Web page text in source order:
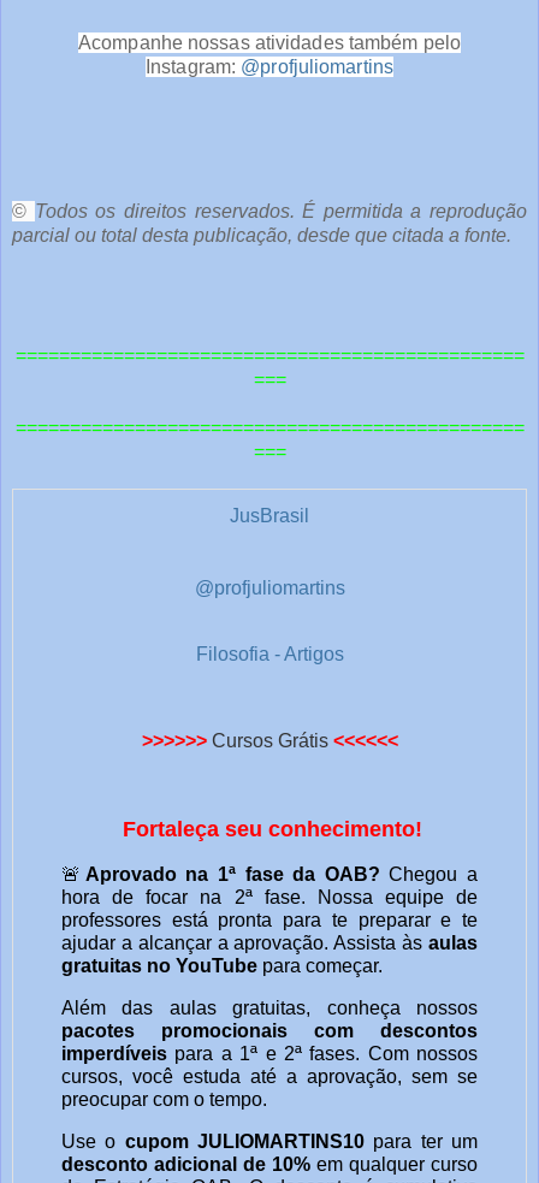
Acompanhe nossas atividades também pelo
Instagram: @profjuliomartins
ê
a
1
© Todos os direitos reservados. É permitida a reprodução
parcial ou total desta publicação, desde que citada a fonte.
===============================================
===
===============================================
===
JusBrasil
@profjuliomartins
Filosofia - Artigos
>>>>>> Cursos Grátis <<<<<<
Fortaleça seu conhecimento!
🚨 Aprovado na 1ª fase da OAB? Chegou a
hora de focar na 2ª fase. Nossa equipe de
professores está pronta para te preparar e te
ajudar a alcançar a aprovação. Assista às aulas
gratuitas no YouTube para começar.
Além das aulas gratuitas, conheça nossos
pacotes promocionais com descontos
imperdíveis para a 1ª e 2ª fases. Com nossos
cursos, você estuda até a aprovação, sem se
preocupar com o tempo.
Use o cupom JULIOMARTINS10 para ter um
desconto adicional de 10% em qualquer curso